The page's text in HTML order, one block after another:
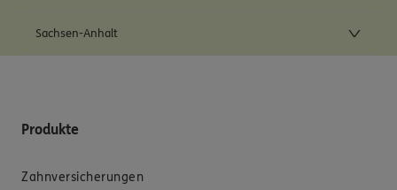
Sachsen-Anhalt
Produkte
Zahnversicherungen